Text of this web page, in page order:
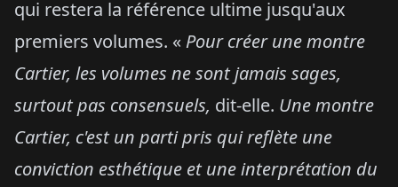
qui restera la référence ultime jusqu'aux
premiers volumes. « Pour créer une montre
Cartier, les volumes ne sont jamais sages,
surtout pas consensuels, dit-elle. Une montre
Cartier, c'est un parti pris qui reflète une
conviction esthétique et une interprétation du